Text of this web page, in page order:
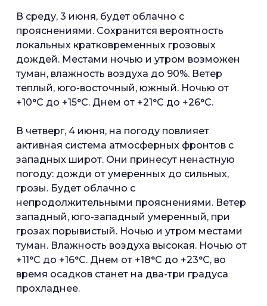
В среду, 3 июня, будет облачно с
прояснениями. Сохранится вероятность
локальных кратковременных грозовых
дождей. Местами ночью и утром возможен
туман, влажность воздуха до 90%. Ветер
теплый, юго-восточный, южный. Ночью от
+10°С до +15°С. Днем от +21°С до +26°С.
В четверг, 4 июня, на погоду повлияет
активная система атмосферных фронтов с
западных широт. Они принесут ненастную
погоду: дожди от умеренных до сильных,
грозы. Будет облачно с
непродолжительными прояснениями. Ветер
западный, юго-западный умеренный, при
грозах порывистый. Ночью и утром местами
туман. Влажность воздуха высокая. Ночью от
+11°С до +16°С. Днем от +18°С до +23°С, во
время осадков станет на два-три градуса
прохладнее.